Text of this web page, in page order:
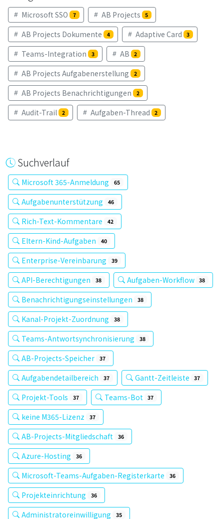
Microsoft SSO 7 AB Projects 5
AB Projects Dokumente 4 Adaptive Card 3
Teams-Integration 3 AB 2
AB Projects Aufgabenerstellung 2
AB Projects Benachrichtigungen 2
Audit-Trail 2 Aufgaben-Thread 2
Suchverlauf
Microsoft 365-Anmeldung 65
Aufgabenunterstützung 46
Rich-Text-Kommentare 42
Eltern-Kind-Aufgaben 40
Enterprise-Vereinbarung 39
API-Berechtigungen 38 Aufgaben-Workflow 38
Benachrichtigungseinstellungen 38
Kanal-Projekt-Zuordnung 38
Teams-Antwortsynchronisierung 38
AB-Projects-Speicher 37
Aufgabendetailbereich 37 Gantt-Zeitleiste 37
Projekt-Tools 37 Teams-Bot 37
keine M365-Lizenz 37
AB-Projects-Mitgliedschaft 36
Azure-Hosting 36
Microsoft-Teams-Aufgaben-Registerkarte 36
Projekteinrichtung 36
Administratoreinwilligung 35